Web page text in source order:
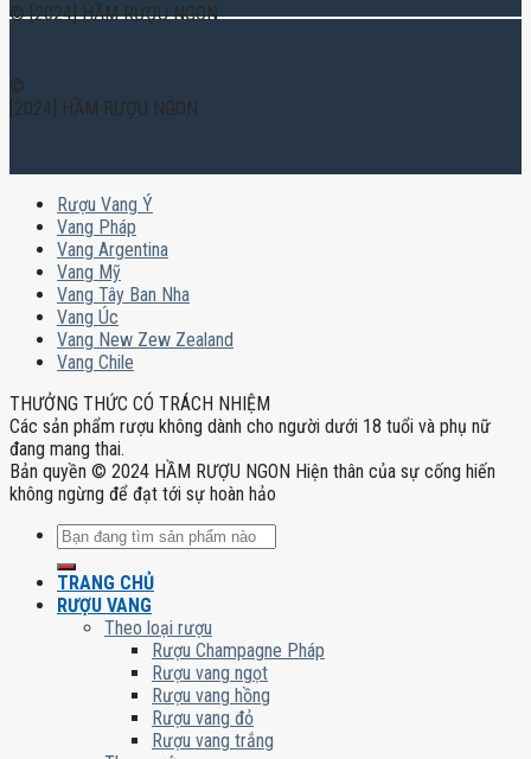
© [2024] HẦM RƯỢU NGON
©
[2024] HẦM RƯỢU NGON
Rượu Vang Ý
Vang Pháp
Vang Argentina
Vang Mỹ
Vang Tây Ban Nha
Vang Úc
Vang New Zew Zealand
Vang Chile
THƯỞNG THỨC CÓ TRÁCH NHIỆM
Các sản phẩm rượu không dành cho người dưới 18 tuổi và phụ nữ
đang mang thai.
Bản quyền © 2024 HẦM RƯỢU NGON Hiện thân của sự cống hiến
không ngừng để đạt tới sự hoàn hảo
Tìm
TRANG CHỦ
RƯỢU VANG
Theo loại rượu
Rượu Champagne Pháp
Rượu vang ngọt
Rượu vang hồng
Rượu vang đỏ
Rượu vang trắng